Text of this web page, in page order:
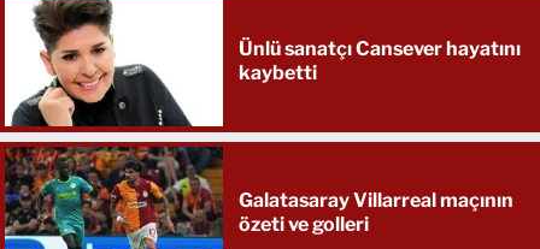
Ünlü sanatçı Cansever hayatını
kaybetti
Galatasaray Villarreal maçının
özeti ve golleri